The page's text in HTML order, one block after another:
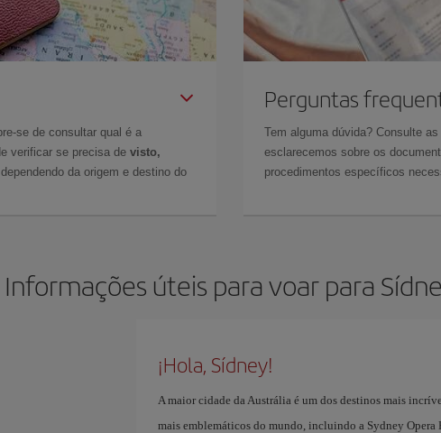
se de consultar qual é a
verificar se precisa de visto,
da origem e destino do
Perguntas
Tem alguma dúvida? Consulte
esclarecemos sobre os
procedimentos específicos
Informações úteis para voar para
¡Hola, Sídney!
A maior cidade da Austrália é um dos destinos mais
mais emblemáticos do mundo, incluindo a Sydney Opera